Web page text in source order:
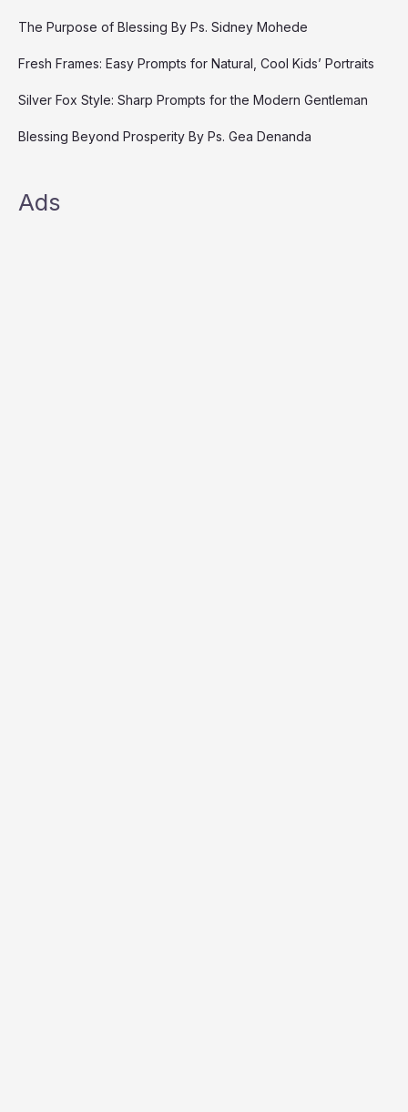
The Purpose of Blessing By Ps. Sidney Mohede
Fresh Frames: Easy Prompts for Natural, Cool Kids’ Portraits
Silver Fox Style: Sharp Prompts for the Modern Gentleman
Blessing Beyond Prosperity By Ps. Gea Denanda
Ads